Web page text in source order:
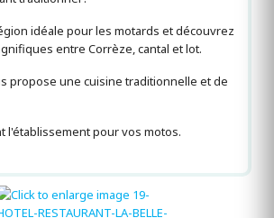
idéale pour les motards et découvrez
entre Corrèze, cantal et lot.
propose une cuisine traditionnelle et de
l'établissement pour vos motos.